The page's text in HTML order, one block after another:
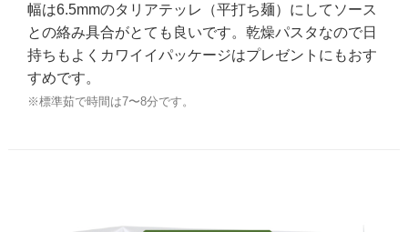
幅は6.5mmのタリアテッレ（平打ち麺）にしてソース
との絡み具合がとても良いです。乾燥パスタなので日
持ちもよくカワイイパッケージはプレゼントにもおす
すめです。
※標準茹で時間は7〜8分です。